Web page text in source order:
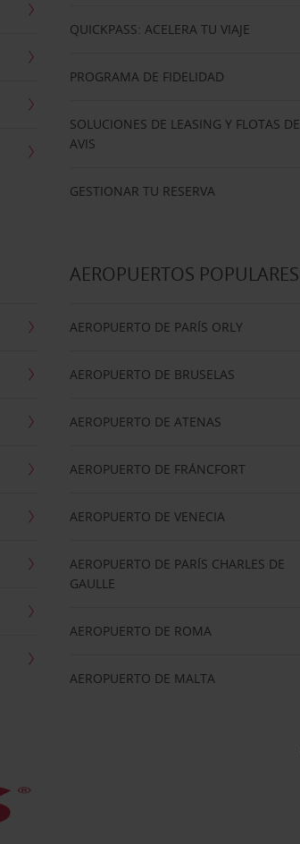
QUICKPASS: ACELERA TU VIAJE
PROGRAMA DE FIDELIDAD
SOLUCIONES DE LEASING Y FLOTAS DE
AVIS
GESTIONAR TU RESERVA
AEROPUERTOS POPULARES
AEROPUERTO DE PARÍS ORLY
AEROPUERTO DE BRUSELAS
AEROPUERTO DE ATENAS
AEROPUERTO DE FRÁNCFORT
AEROPUERTO DE VENECIA
AEROPUERTO DE PARÍS CHARLES DE
GAULLE
AEROPUERTO DE ROMA
AEROPUERTO DE MALTA